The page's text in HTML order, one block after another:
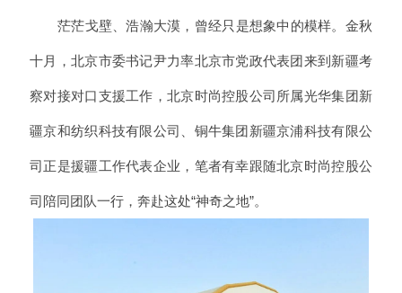
茫茫戈壁、浩瀚大漠，曾经只是想象中的模样。金秋
十月，北京市委书记尹力率北京市党政代表团来到新疆考
察对接对口支援工作，北京时尚控股公司所属光华集团新
疆京和纺织科技有限公司、铜牛集团新疆京浦科技有限公
司正是援疆工作代表企业，笔者有幸跟随北京时尚控股公
司陪同团队一行，奔赴这处“神奇之地”。